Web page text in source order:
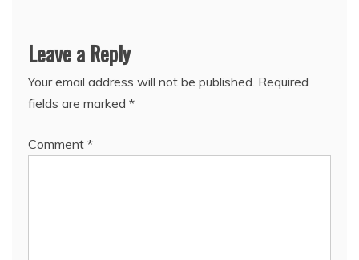
Leave a Reply
Your email address will not be published. Required
fields are marked *
Comment *